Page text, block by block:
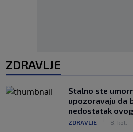
ZDRAVLJE
Stalno ste
upozoravaju da
nedostatak
ZDRAVLJE 8. kol.